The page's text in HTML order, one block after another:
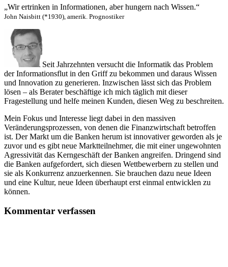
„Wir ertrinken in Informationen, aber hungern nach Wissen.“
John Naisbitt (*1930), amerik. Prognostiker
Seit Jahrzehnten versucht die Informatik das Problem
der Informationsflut in den Griff zu bekommen und daraus Wissen
und Innovation zu generieren. Inzwischen lässt sich das Problem
lösen – als Berater beschäftige ich mich täglich mit dieser
Fragestellung und helfe meinen Kunden, diesen Weg zu beschreiten.
Mein Fokus und Interesse liegt dabei in den massiven
Veränderungsprozessen, von denen die Finanzwirtschaft betroffen
ist. Der Markt um die Banken herum ist innovativer geworden als je
zuvor und es gibt neue Marktteilnehmer, die mit einer ungewohnten
Agressivität das Kerngeschäft der Banken angreifen. Dringend sind
die Banken aufgefordert, sich diesen Wettbewerbern zu stellen und
sie als Konkurrenz anzuerkennen. Sie brauchen dazu neue Ideen
und eine Kultur, neue Ideen überhaupt erst einmal entwicklen zu
können.
Kommentar verfassen